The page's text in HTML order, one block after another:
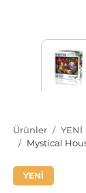
Ürünler YENİ
Mystical
YENİ